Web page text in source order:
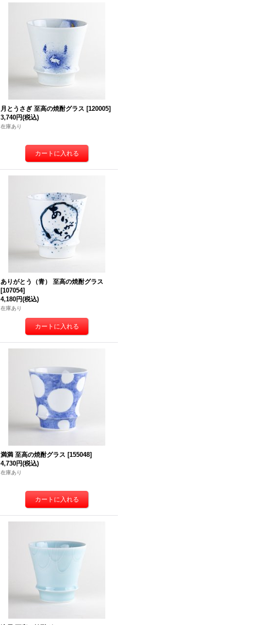
月とうさぎ 至高の焼酎グラス [120005]
3,740円(税込)
在庫あり
ありがとう（青） 至高の焼酎グラス
[107054]
4,180円(税込)
在庫あり
満満 至高の焼酎グラス [155048]
4,730円(税込)
在庫あり